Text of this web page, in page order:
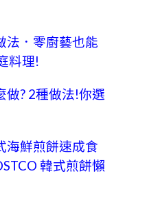
法．零廚藝也能
料理!
做? 2種做法!你選
海鮮煎餅速成食
韓式煎餅懶